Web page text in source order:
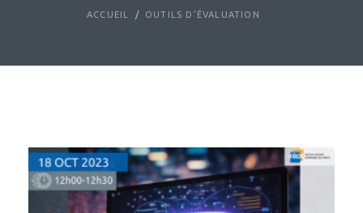
ACCUEIL OUTILS D’ÉVALUATION